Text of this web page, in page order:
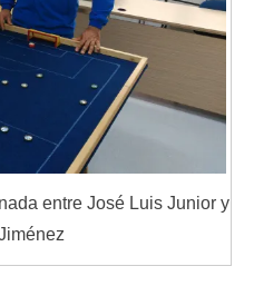
entre José Luis Junior y